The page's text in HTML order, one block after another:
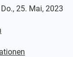
interessierte
25. Mai, 2023